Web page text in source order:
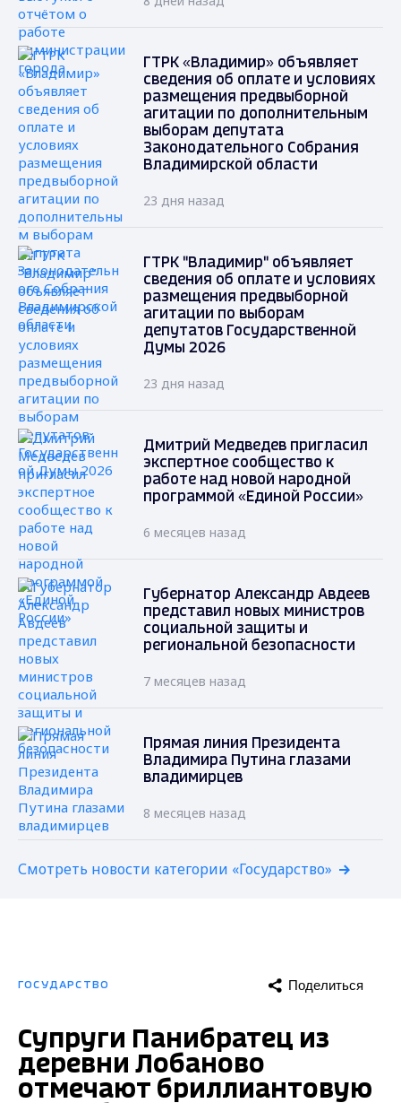
ГТРК «Владимир» объявляет
сведения об оплате и условиях
размещения предвыборной
агитации по дополнительным
выборам депутата
Законодательного Собрания
Владимирской области
23 дня назад
ГТРК "Владимир" объявляет
сведения об оплате и условиях
размещения предвыборной
агитации по выборам
депутатов Государственной
Думы 2026
23 дня назад
Дмитрий Медведев пригласил
экспертное сообщество к
работе над новой народной
программой «Единой России»
6 месяцев назад
Губернатор Александр Авдеев
представил новых министров
социальной защиты и
региональной безопасности
7 месяцев назад
Прямая линия Президента
Владимира Путина глазами
владимирцев
8 месяцев назад
Смотреть новости категории «Государство»
ГОСУДАРСТВО Поделиться
Супруги Панибратец из
деревни Лобаново
отмечают бриллиантовую